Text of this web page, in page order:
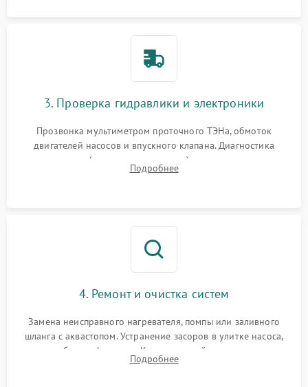
3. Проверка гидравлики и электроники
Прозвонка мультиметром проточного ТЭНа, обмоток
двигателей насосов и впускного клапана. Диагностика
прессостата (датчика уровня воды), датчика мутности,
концевика дверцы и электронного модуля управления.
Подробнее
4. Ремонт и очистка систем
Замена неисправного нагревателя, помпы или заливного
шланга с аквастопом. Устранение засоров в улитке насоса,
патрубках и фильтрах. Компонентный ремонт платы
управления, восстановление поврежденной проводки.
Подробнее